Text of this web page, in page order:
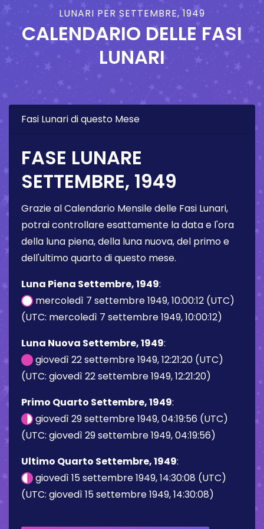
LUNARI PER SETTEMBRE, 1949
CALENDARIO DELLE FASI
LUNARI
Fasi Lunari di questo Mese
FASE LUNARE
SETTEMBRE, 1949
Grazie al Calendario Mensile delle Fasi Lunari,
potrai controllare esattamente la data e l'ora
della luna piena, della luna nuova, del primo e
dell'ultimo quarto di questo mese.
Luna Piena Settembre, 1949:
mercoledì 7 settembre 1949, 10:00:12 (UTC)
(UTC: mercoledì 7 settembre 1949, 10:00:12)
Luna Nuova Settembre, 1949:
giovedì 22 settembre 1949, 12:21:20 (UTC)
(UTC: giovedì 22 settembre 1949, 12:21:20)
Primo Quarto Settembre, 1949:
giovedì 29 settembre 1949, 04:19:56 (UTC)
(UTC: giovedì 29 settembre 1949, 04:19:56)
Ultimo Quarto Settembre, 1949:
giovedì 15 settembre 1949, 14:30:08 (UTC)
(UTC: giovedì 15 settembre 1949, 14:30:08)